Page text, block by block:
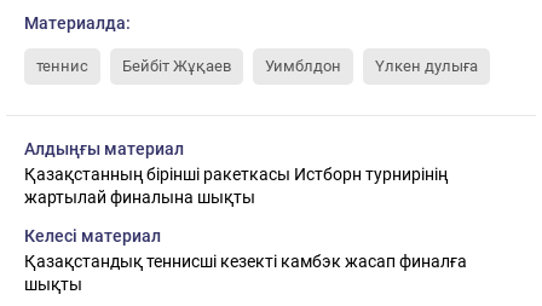
Материалда:
теннис Бейбіт Жұқаев Уимблдон Үлкен дулыға
Алдыңғы материал
Қазақстанның бірінші ракеткасы Истборн турнирінің
жартылай финалына шықты
Келесі материал
Қазақстандық теннисші кезекті камбэк жасап финалға
шықты